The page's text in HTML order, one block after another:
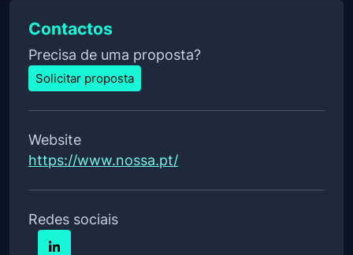
Contactos
Precisa de uma proposta?
Solicitar proposta
Website
https://www.nossa.pt/
Redes sociais